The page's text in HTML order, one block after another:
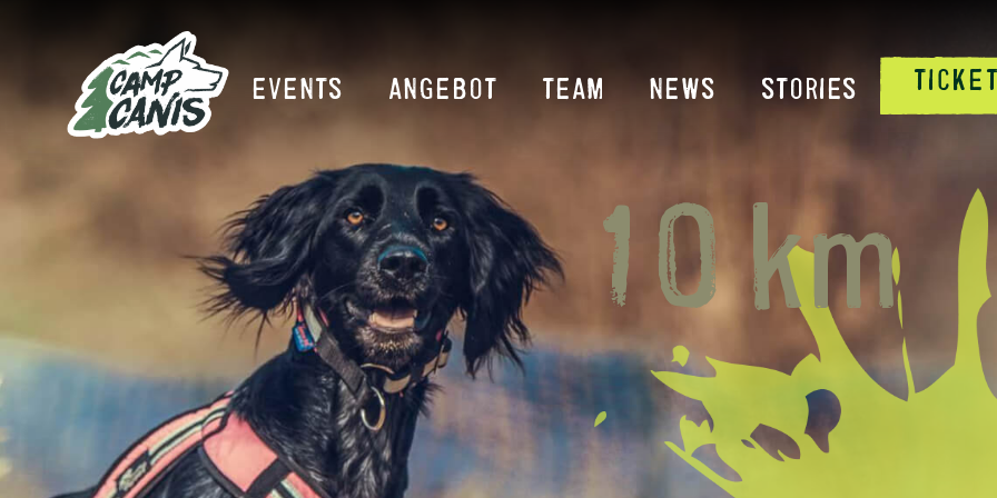
EVENTS ANGEBOT TEAM NEWS STORIES
10 km